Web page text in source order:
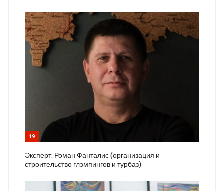
19
Эксперт: Роман Фанталис (организация и
строительство глэмпингов и турбаз)